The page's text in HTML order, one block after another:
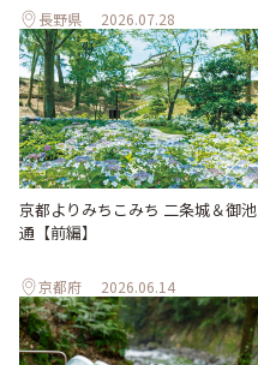
長野県 2026.07.28
京都よりみちこみち 二条城＆御池
通【前編】
京都府 2026.06.14